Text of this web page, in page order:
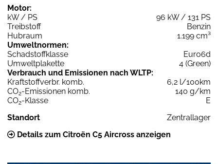
Motor:
kW / PS
96 kW / 131 PS
Treibstoff
Benzin
Hubraum
1.199 cm³
Umweltnormen:
Schadstoffklasse
Euro6d
Umweltplakette
4 (Green)
Verbrauch und Emissionen nach WLTP:
Kraftstoffverbr. komb.
6,2 l/100km
CO2-Emissionen komb.
140 g/km
CO2-Klasse
E
Standort
Zentrallager
Details zum Citroën C5 Aircross anzeigen